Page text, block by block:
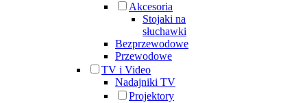
Akcesoria
Stojaki na
słuchawki
Bezprzewodowe
Przewodowe
TV i Video
Nadajniki TV
Projektory